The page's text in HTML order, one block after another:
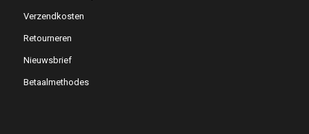
Verzendkosten
Retourneren
Nieuwsbrief
Betaalmethodes